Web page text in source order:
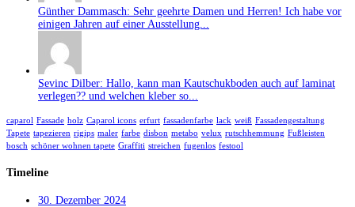
Günther Dammasch: Sehr geehrte Damen und Herren! Ich habe vor
einigen Jahren auf einer Ausstellung...
Sevinc Dilber: Hallo, kann man Kautschukboden auch auf laminat
verlegen?? und welchen kleber so...
caparol Fassade holz Caparol icons erfurt fassadenfarbe lack weiß Fassadengestaltung
Tapete tapezieren rigips maler farbe disbon metabo velux rutschhemmung Fußleisten
bosch schöner wohnen tapete Graffiti streichen fugenlos festool
Timeline
30. Dezember 2024